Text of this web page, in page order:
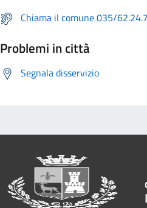
Chiama il comune 035/
Problemi in città
Segnala disservizio